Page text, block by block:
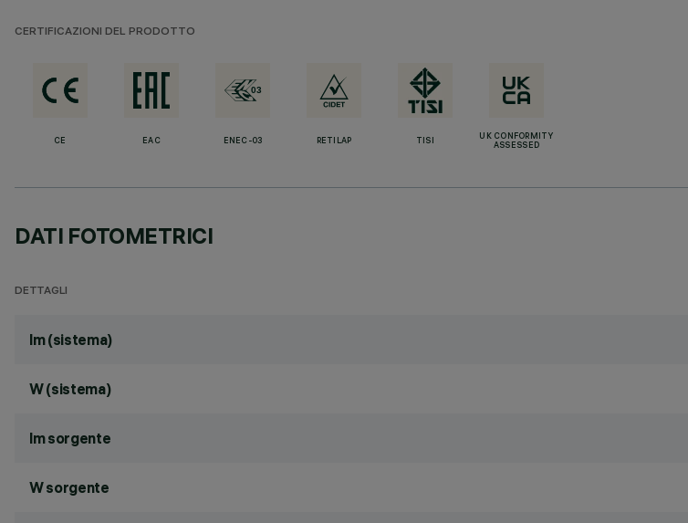
CERTIFICAZIONI DEL PRODOTTO
CE EAC ENEC-03 RETILAP TISI
UK CONFORMITY
ASSESSED
DATI FOTOMETRICI
DETTAGLI
lm (sistema)
W (sistema)
lm sorgente
W sorgente